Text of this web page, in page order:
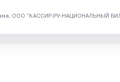
ООО "КАССИР.РУ-НАЦИОНАЛЬНЫЙ